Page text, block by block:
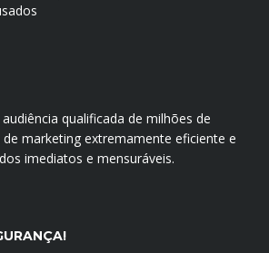
qualificada de milhões de
marketing extremamente eficiente e
imediatos e mensuráveis.